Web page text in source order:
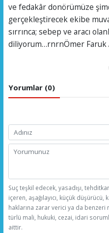
ve fedakâr donörümüze
gerçekleştirecek ekibe
sırrınca; sebep ve aracı
diliyorum…rnrnÖmer Faruk
Yorumlar (0)
Suç teşkil edecek, yasadışı,
içeren, aşağılayıcı, küçük
haklarına zarar verici ya da
türlü mali, hukuki, cezai, idari
aittir.